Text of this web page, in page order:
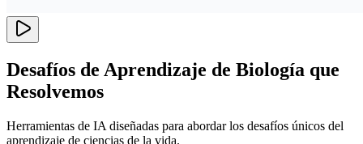
Desafíos de Aprendizaje de Biología que
Resolvemos
Herramientas de IA diseñadas para abordar los desafíos únicos del
aprendizaje de ciencias de la vida.